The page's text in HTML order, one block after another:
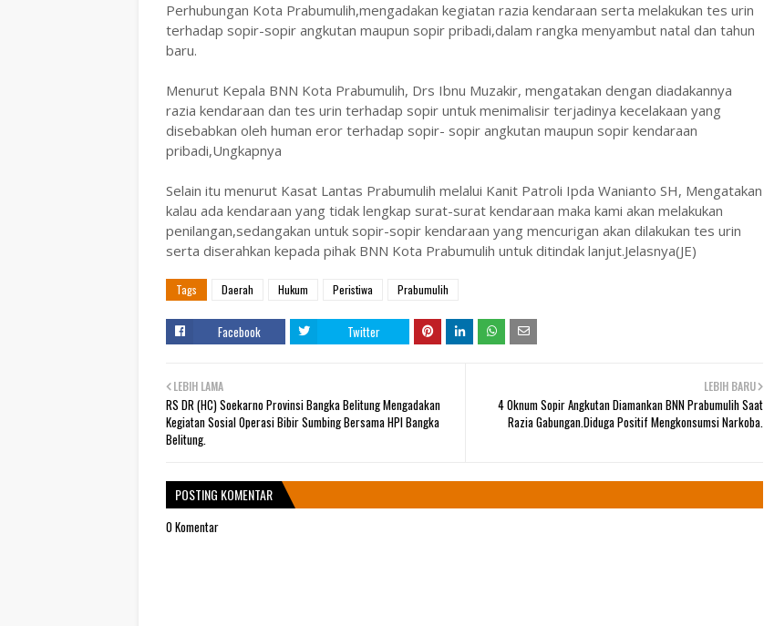
Perhubungan Kota Prabumulih,mengadakan kegiatan razia kendaraan serta melakukan tes urin
terhadap sopir-sopir angkutan maupun sopir pribadi,dalam rangka menyambut natal dan tahun
baru.
Menurut Kepala BNN Kota Prabumulih, Drs Ibnu Muzakir, mengatakan dengan diadakannya
razia kendaraan dan tes urin terhadap sopir untuk menimalisir terjadinya kecelakaan yang
disebabkan oleh human eror terhadap sopir- sopir angkutan maupun sopir kendaraan
pribadi,Ungkapnya
Selain itu menurut Kasat Lantas Prabumulih melalui Kanit Patroli Ipda Wanianto SH, Mengatakan
kalau ada kendaraan yang tidak lengkap surat-surat kendaraan maka kami akan melakukan
penilangan,sedangakan untuk sopir-sopir kendaraan yang mencurigan akan dilakukan tes urin
serta diserahkan kepada pihak BNN Kota Prabumulih untuk ditindak lanjut.Jelasnya(JE)
Tags Daerah Hukum Peristiwa Prabumulih
Facebook Twitter
LEBIH BARU
4 Oknum Sopir Angkutan Diamankan BNN Prabumulih Saat
Razia Gabungan.Diduga Positif Mengkonsumsi Narkoba.
LEBIH LAMA
RS DR (HC) Soekarno Provinsi Bangka Belitung Mengadakan
Kegiatan Sosial Operasi Bibir Sumbing Bersama HPI Bangka
Belitung.
POSTING KOMENTAR
0 Komentar